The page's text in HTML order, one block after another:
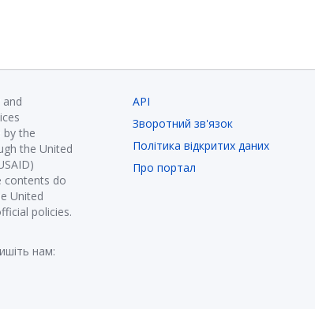
by the
the United
contents do
United
policies.
нам:
API
Зворотний зв'язок
Політика відкритих даних
Про портал